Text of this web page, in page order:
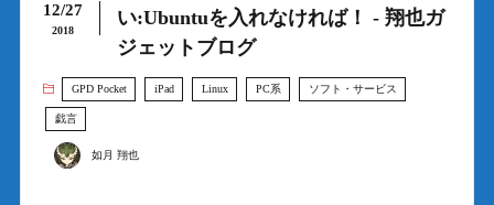
12/27
2018
い:Ubuntuを入れなければ！ - 翔也ガ
ジェットブログ
GPD Pocket iPad Linux PC系 ソフト・サービス
戯言
如月 翔也